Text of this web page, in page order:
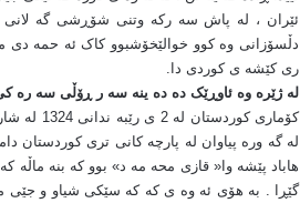
دڵسۆزانی وه کوو خوالێخۆشبوو کاک ئه حمه دی
ری کێشه ی کوردی دا .
له ژێره وه ئاوڕێک ده ده ینه سه ر ڕۆڵی سه ره کی
کۆماری
له گه وره پیاوان له پارچه کانی تری کوردستان
هاباد پێشه وا« قازی محه مه د» بوو که بنه ماڵه
گێڕا . به هۆی ئه وه ی که که سێکی شیاو و جێی